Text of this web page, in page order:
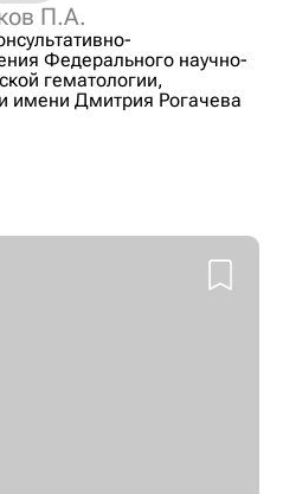
П.А.
Федерального научно-
гематологии,
имени Дмитрия Рогачева